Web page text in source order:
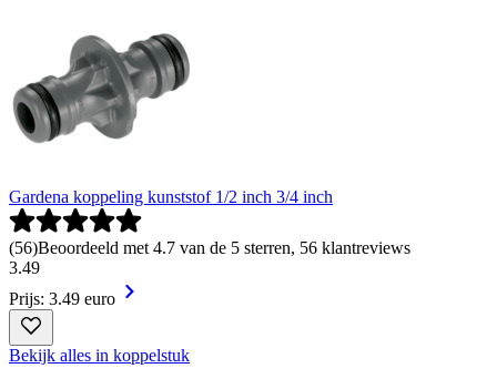
Gardena koppeling kunststof 1/2 inch 3/4 inch
(56)Beoordeeld met 4.7 van de 5 sterren, 56 klantreviews
3.49
Prijs: 3.49 euro
Bekijk alles in koppelstuk